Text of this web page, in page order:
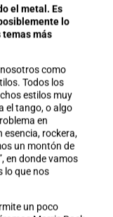
el metal. Es
lo
temas más
como
Todos los
estilos muy
el tango, o algo
en
esencia, rockera,
un montón de
en donde vamos
lo que nos
un poco